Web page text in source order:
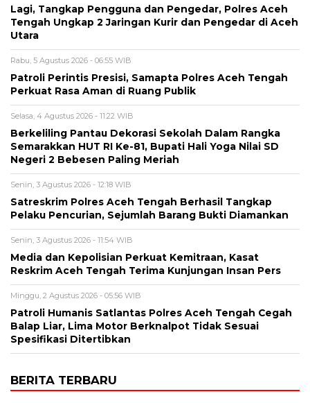
Lagi, Tangkap Pengguna dan Pengedar, Polres Aceh
Tengah Ungkap 2 Jaringan Kurir dan Pengedar di Aceh
Utara
Rabu, 5 Agustus 2026 - 06:55 WIB
Patroli Perintis Presisi, Samapta Polres Aceh Tengah
Perkuat Rasa Aman di Ruang Publik
Selasa, 4 Agustus 2026 - 11:22 WIB
Berkeliling Pantau Dekorasi Sekolah Dalam Rangka
Semarakkan HUT RI Ke-81, Bupati Hali Yoga Nilai SD
Negeri 2 Bebesen Paling Meriah
Senin, 3 Agustus 2026 - 12:18 WIB
Satreskrim Polres Aceh Tengah Berhasil Tangkap
Pelaku Pencurian, Sejumlah Barang Bukti Diamankan
Senin, 3 Agustus 2026 - 11:54 WIB
Media dan Kepolisian Perkuat Kemitraan, Kasat
Reskrim Aceh Tengah Terima Kunjungan Insan Pers
Minggu, 2 Agustus 2026 - 05:56 WIB
Patroli Humanis Satlantas Polres Aceh Tengah Cegah
Balap Liar, Lima Motor Berknalpot Tidak Sesuai
Spesifikasi Ditertibkan
BERITA TERBARU